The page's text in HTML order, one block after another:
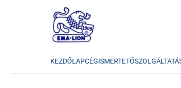
KEZDŐLAPCÉGISMERTETŐ